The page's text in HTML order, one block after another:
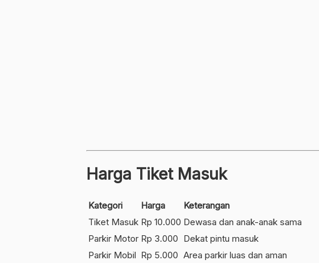
Harga Tiket Masuk
Kategori Harga
Keterangan
Tiket Masuk Rp 10.000 Dewasa dan anak-anak sama
Parkir Motor Rp 3.000 Dekat pintu masuk
Parkir Mobil Rp 5.000 Area parkir luas dan aman